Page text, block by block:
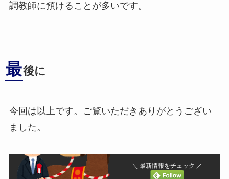
調教師に預けることが多いです。
最後に
今回は以上です。ご覧いただきありがとうござい
ました。
＼ 最新情報をチェック ／